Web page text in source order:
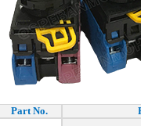
Part No.